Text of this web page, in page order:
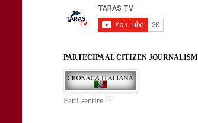
PARTECIPA AL CITIZEN JOURNALISM
Fatti sentire !!